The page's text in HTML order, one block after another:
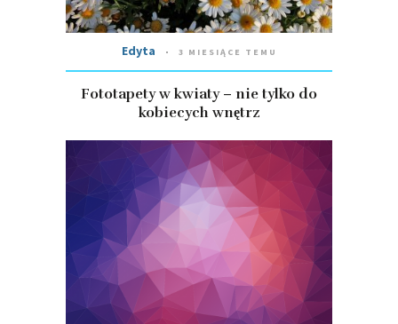
Edyta 3 MIESIĄCE TEMU
Fototapety w kwiaty – nie tylko do
kobiecych wnętrz